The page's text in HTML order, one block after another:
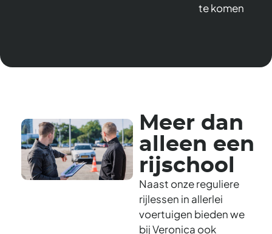
te komen
Meer dan
alleen een
rijschool
Naast onze reguliere
rijlessen in allerlei
voertuigen bieden we
bij Veronica ook